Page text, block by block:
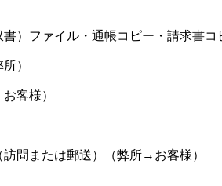
）ファイル・通帳コピー・請求書
）
客様）
問または郵送）（弊所→お客様）